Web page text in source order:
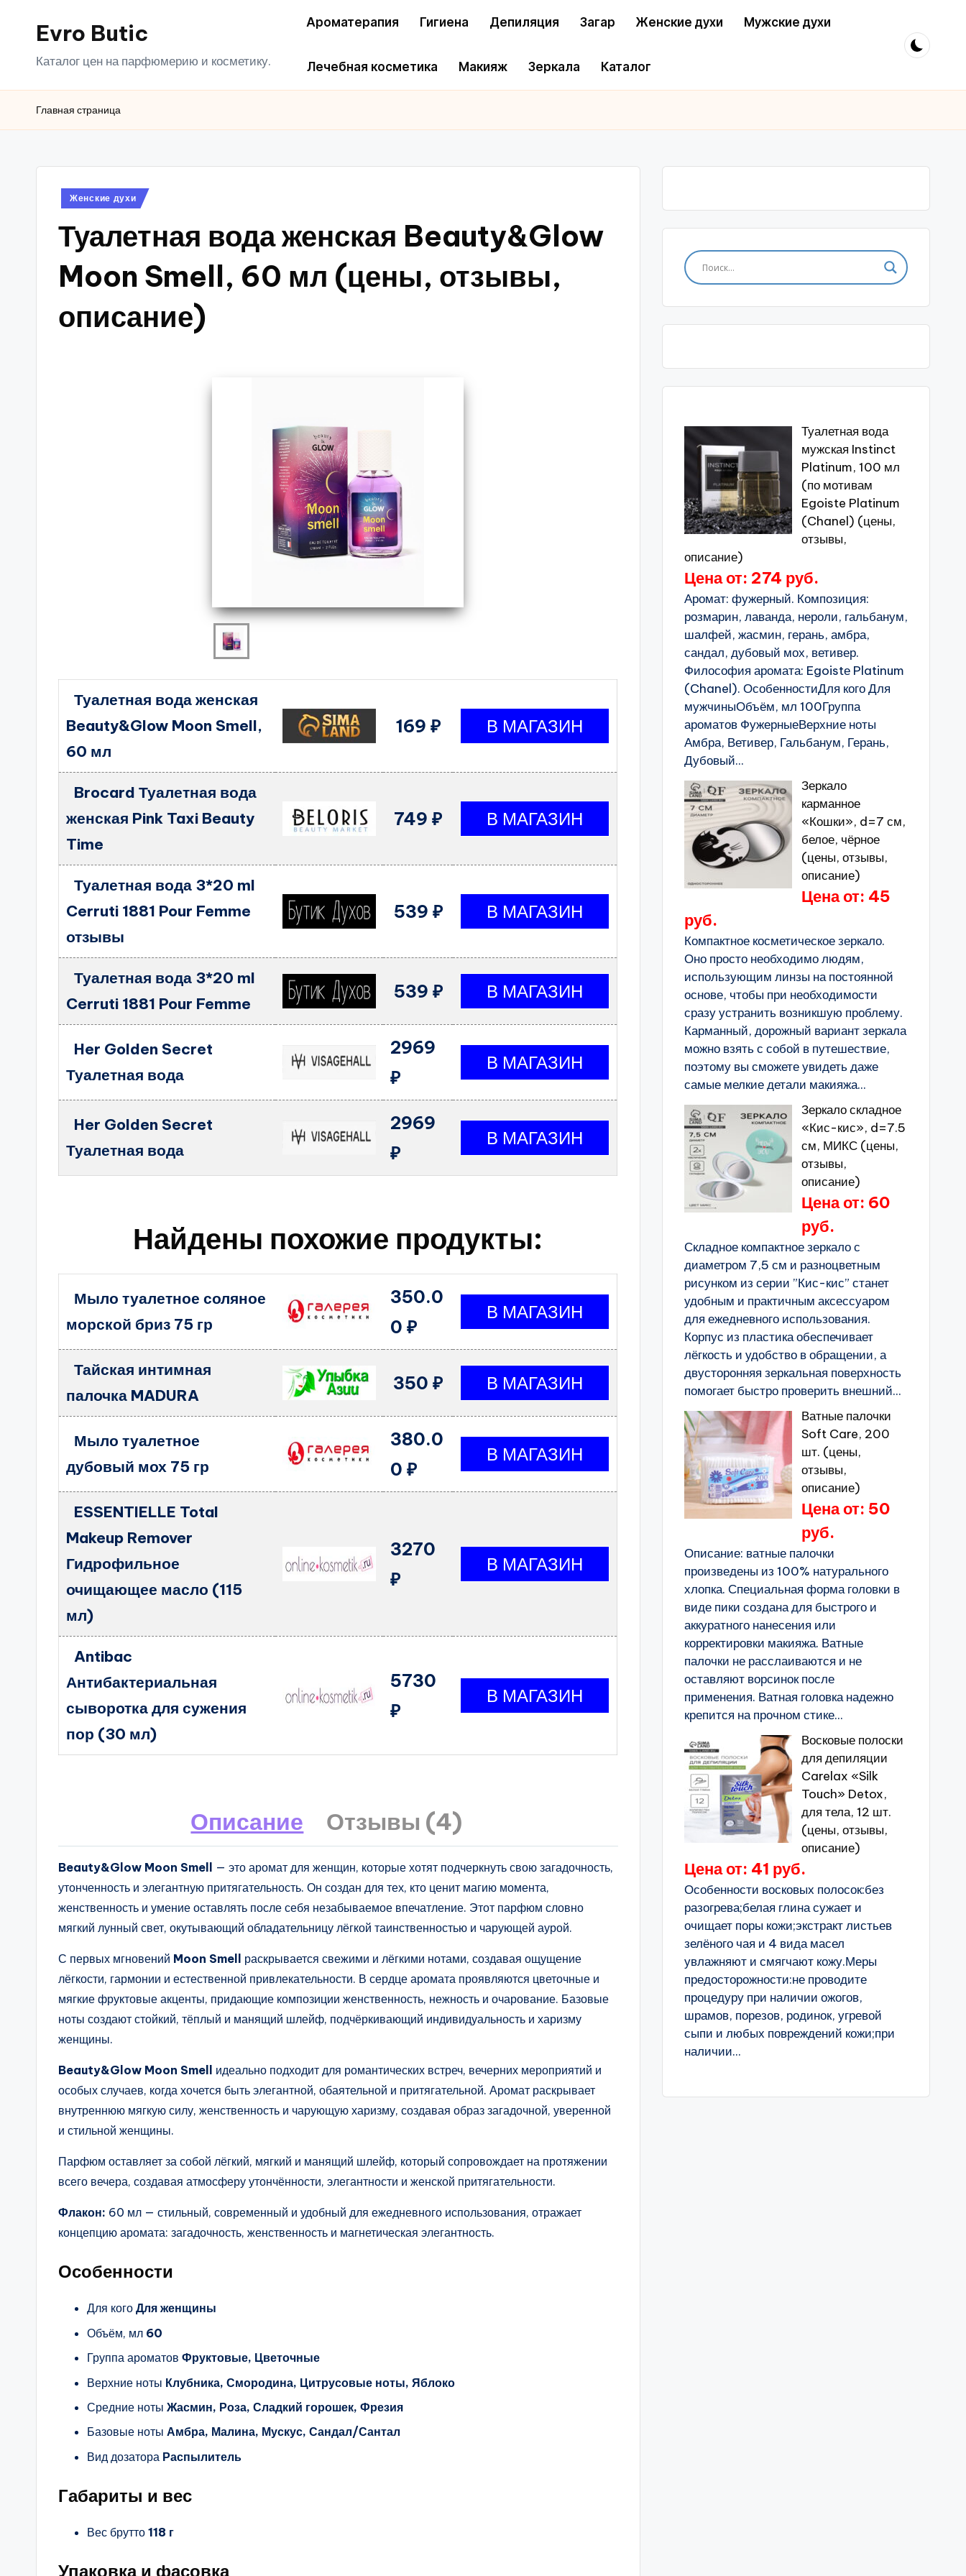
ПерейтиEvro Butic
Каталог цен на парфюмерию и косметику.
Ароматерапия Гигиена Депиляция Загар Женские духи Мужские духи
Лечебная косметика Макияж Зеркала Каталог
Главная страница
Опубликовано
Женские духи
Туалетная вода женская Beauty&Glow
Moon Smell, 60 мл (цены, отзывы,
описание)
Туалетная вода женская
Beauty&Glow Moon Smell,
60 мл
169 ₽
Brocard Туалетная вода
женская Pink Taxi Beauty
Time
749 ₽
Туалетная вода 3*20 ml
Cerruti 1881 Pour Femme
отзывы
539 ₽
Туалетная вода 3*20 ml
Cerruti 1881 Pour Femme
539 ₽
Her Golden Secret
Туалетная вода
2969
₽
Her Golden Secret
Туалетная вода
2969
₽
Найдены похожие продукты:
Мыло туалетное соляное
морской бриз 75 гр
350.0
0 ₽
Тайская интимная
палочка MADURA
350 ₽
Мыло туалетное
дубовый мох 75 гр
380.0
0 ₽
ESSENTIELLE Total
Makeup Remover
Гидрофильное
очищающее масло (115
мл)
3270
₽
Antibac
Антибактериальная
сыворотка для сужения
пор (30 мл)
5730
₽
Описание Отзывы (4)
Beauty&Glow Moon Smell
— это аромат для женщин, которые хотят подчеркнуть свою загадочность,
утонченность и элегантную притягательность. Он создан для тех, кто ценит магию момента,
женственность и умение оставлять после себя незабываемое впечатление. Этот парфюм словно
мягкий лунный свет, окутывающий обладательницу лёгкой таинственностью и чарующей аурой.
С первых мгновений Moon Smell
раскрывается свежими и лёгкими нотами, создавая ощущение
лёгкости, гармонии и естественной привлекательности. В сердце аромата проявляются цветочные и
мягкие фруктовые акценты, придающие композиции женственность, нежность и очарование. Базовые
ноты создают стойкий, тёплый и манящий шлейф, подчёркивающий индивидуальность и харизму
женщины.
Beauty&Glow Moon Smell
идеально подходит для романтических встреч, вечерних мероприятий и
особых случаев, когда хочется быть элегантной, обаятельной и притягательной. Аромат раскрывает
внутреннюю мягкую силу, женственность и чарующую харизму, создавая образ загадочной, уверенной
и стильной женщины.
Парфюм оставляет за собой лёгкий, мягкий и манящий шлейф, который сопровождает на протяжении
всего вечера, создавая атмосферу утончённости, элегантности и женской притягательности.
Флакон: 60 мл — стильный, современный и удобный для ежедневного использования, отражает
концепцию аромата: загадочность, женственность и магнетическая элегантность.
Особенности
Для кого Для женщины
Объём, мл 60
Группа ароматов Фруктовые, Цветочные
Верхние ноты Клубника, Смородина, Цитрусовые ноты, Яблоко
Средние ноты Жасмин, Роза, Сладкий горошек, Фрезия
Базовые ноты Амбра, Малина, Мускус, Сандал/Сантал
Вид дозатора Распылитель
Габариты и вес
Вес брутто 118 г
Упаковка и фасовка
Туалетная вода
мужская Instinct
Platinum, 100 мл
(по мотивам
Egoiste Platinum
(Chanel) (цены,
отзывы,
описание)
Цена от: 274 руб.
Аромат: фужерный. Композиция:
розмарин, лаванда, нероли, гальбанум,
шалфей, жасмин, герань, амбра,
сандал, дубовый мох, ветивер.
Философия аромата: Egoistе Platinum
(Chanel). ОсобенностиДля кого Для
мужчиныОбъём, мл 100Группа
ароматов ФужерныеВерхние ноты
Амбра, Ветивер, Гальбанум, Герань,
Дубовый...
Зеркало
карманное
«Кошки», d=7 см,
белое, чёрное
(цены, отзывы,
описание)
Цена от: 45
руб.
Компактное косметическое зеркало.
Оно просто необходимо людям,
использующим линзы на постоянной
основе, чтобы при необходимости
сразу устранить возникшую проблему.
Карманный, дорожный вариант зеркала
можно взять с собой в путешествие,
поэтому вы сможете увидеть даже
самые мелкие детали макияжа...
Зеркало складное
«Кис-кис», d=7.5
см, МИКС (цены,
отзывы,
описание)
Цена от: 60
руб.
Складное компактное зеркало с
диаметром 7,5 см и разноцветным
рисунком из серии ”Кис-кис” станет
удобным и практичным аксессуаром
для ежедневного использования.
Корпус из пластика обеспечивает
лёгкость и удобство в обращении, а
двусторонняя зеркальная поверхность
помогает быстро проверить внешний...
Ватные палочки
Soft Care, 200
шт. (цены,
отзывы,
описание)
Цена от: 50
руб.
Описание: ватные палочки
произведены из 100% натурального
хлопка. Специальная форма головки в
виде пики создана для быстрого и
аккуратного нанесения или
корректировки макияжа. Ватные
палочки не расслаиваются и не
оставляют ворсинок после
применения. Ватная головка надежно
крепится на прочном стике...
Восковые полоски
для депиляции
Carelax «Silk
Touch» Detox,
для тела, 12 шт.
(цены, отзывы,
описание)
Цена от: 41 руб.
Особенности восковых полосок:без
разогрева;белая глина сужает и
очищает поры кожи;экстракт листьев
зелёного чая и 4 вида масел
увлажняют и смягчают кожу.Меры
предосторожности:не проводите
процедуру при наличии ожогов,
шрамов, порезов, родинок, угревой
сыпи и любых повреждений кожи;при
наличии...